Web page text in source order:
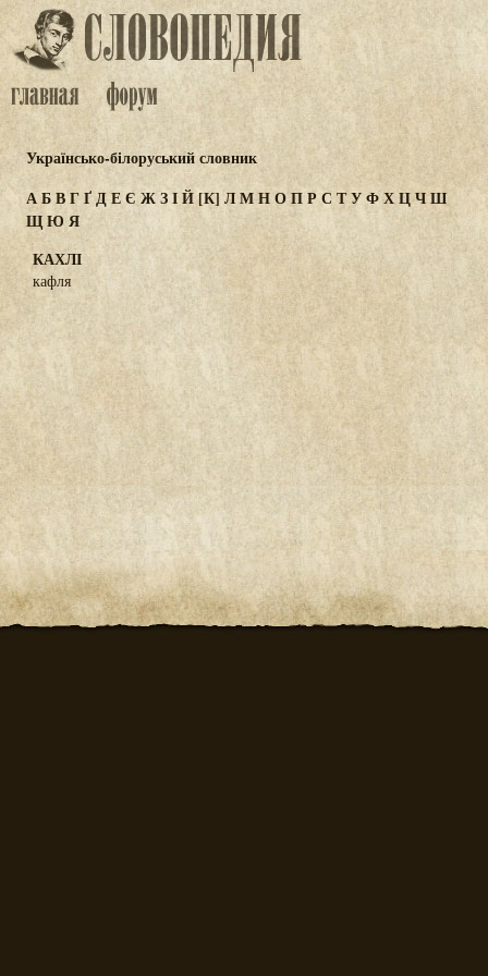
Українсько-білоруський словник
АБВГҐДЕЄ ЖЗІЙ[К] ЛМНОПР С ТУФХЦЧШ
ЩЮ Я
КАХЛІ
кафля